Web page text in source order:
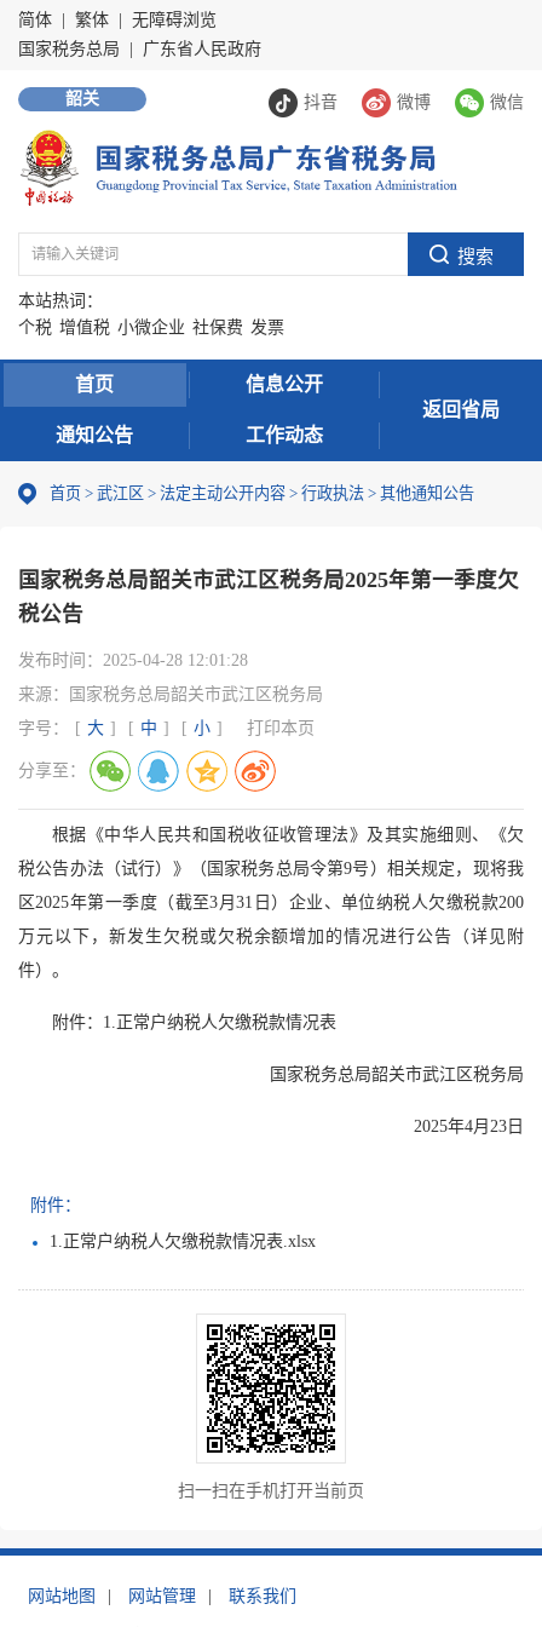
简体 繁体
无障碍浏览
国家税务总局
广东省人民政府
抖音 微博 微信
韶关
本站热词：
个税 增值税 小微企业 社保费 发票
首页 信息公开
通知公告 工作动态
返回省局
首页 > 武江区 > 法定主动公开内容 > 行政执法 > 其他通知公告
国家税务总局韶关市武江区税务局2025年第一季度欠
税公告
发布时间： 2025-04-28 12:01:28
来源：
国家税务总局韶关市武江区税务局
字号：
[ 大 ] [ 中 ] [ 小 ] 打印本页
分享至：
根据《中华人民共和国税收征收管理法》及其实施细则、《欠
税公告办法（试行）》（国家税务总局令第9号）相关规定，现将我
区2025年第一季度（截至3月31日）企业、单位纳税人欠缴税款200
万元以下，新发生欠税或欠税余额增加的情况进行公告（详见附
件）。
附件：1.正常户纳税人欠缴税款情况表
国家税务总局韶关市武江区税务局
2025年4月23日
附件：
1.正常户纳税人欠缴税款情况表.xlsx
扫一扫在手机打开当前页
网站地图 网站管理 联系我们